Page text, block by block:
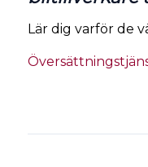
Lär dig varför de